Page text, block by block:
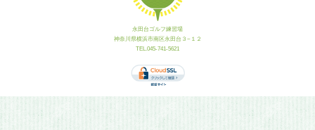
永田台ゴルフ練習場
神奈川県横浜市南区永田台３−１２
TEL.045-741-5621